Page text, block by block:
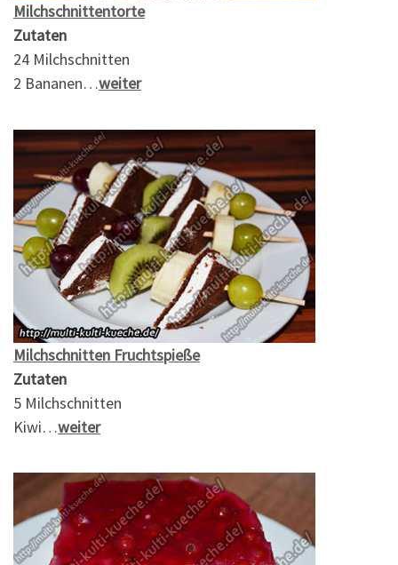
Milchschnittentorte
Zutaten
24 Milchschnitten
2 Bananen…weiter
Milchschnitten Fruchtspieße
Zutaten
5 Milchschnitten
Kiwi…weiter